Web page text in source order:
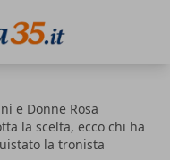
e Donne Rosa
la scelta, ecco chi ha
la tronista